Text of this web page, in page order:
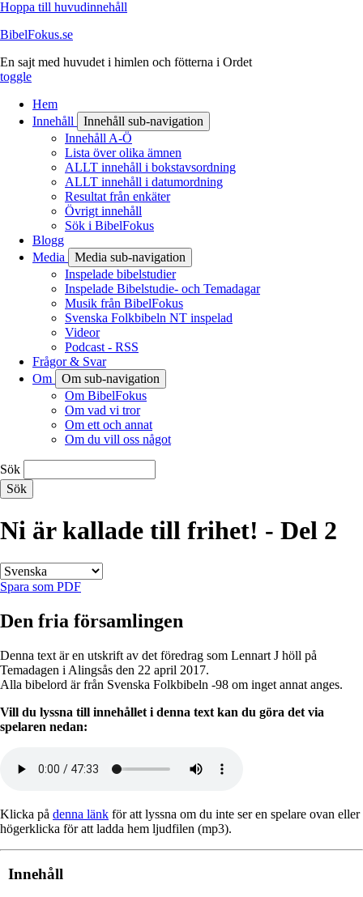
Hoppa till huvudinnehåll
BibelFokus.se
En sajt med huvudet i himlen och fötterna i Ordet
toggle
Hem
Innehåll
Innehåll sub-navigation
Innehåll A-Ö
Lista över olika ämnen
ALLT innehåll i bokstavsordning
ALLT innehåll i datumordning
Resultat från enkäter
Övrigt innehåll
Sök i BibelFokus
Blogg
Media
Media sub-navigation
Inspelade bibelstudier
Inspelade Bibelstudie- och Temadagar
Musik från BibelFokus
Svenska Folkbibeln NT inspelad
Videor
Podcast - RSS
Frågor & Svar
Om
Om sub-navigation
Om BibelFokus
Om vad vi tror
Om ett och annat
Om du vill oss något
Sök
Ni är kallade till frihet! - Del 2
Spara som PDF
Den fria församlingen
Denna text är en utskrift av det föredrag som Lennart J höll på
Temadagen i Alingsås den 22 april 2017.
Alla bibelord är från Svenska Folkbibeln -98 om inget annat anges.
Vill du lyssna till innehållet i denna text kan du göra det via
spelaren nedan:
Klicka på denna länk för att lyssna om du inte ser en spelare ovan eller
högerklicka för att ladda hem ljudfilen (mp3).
Innehåll